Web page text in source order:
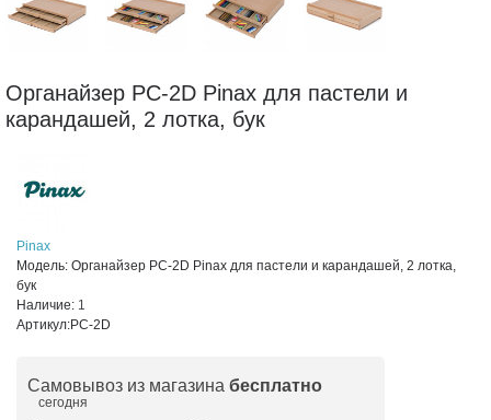
Органайзер PC-2D Pinax для пастели и
карандашей, 2 лотка, бук
Pinax
Модель: Органайзер PC-2D Pinax для пастели и карандашей, 2 лотка,
бук
Наличие: 1
Артикул:PC-2D
Самовывоз из магазина бесплатно
сегодня